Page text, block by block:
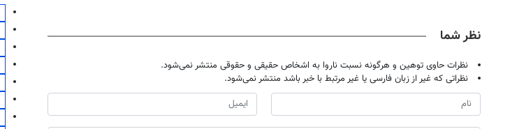
نظر شما
نظرات حاوی توهین و هرگونه نسبت ناروا به اشخاص حقیقی و حقوقی منتشر نمی‌شود.
نظراتی که غیر از زبان فارسی یا غیر مرتبط با خبر باشد منتشر نمی‌شود.